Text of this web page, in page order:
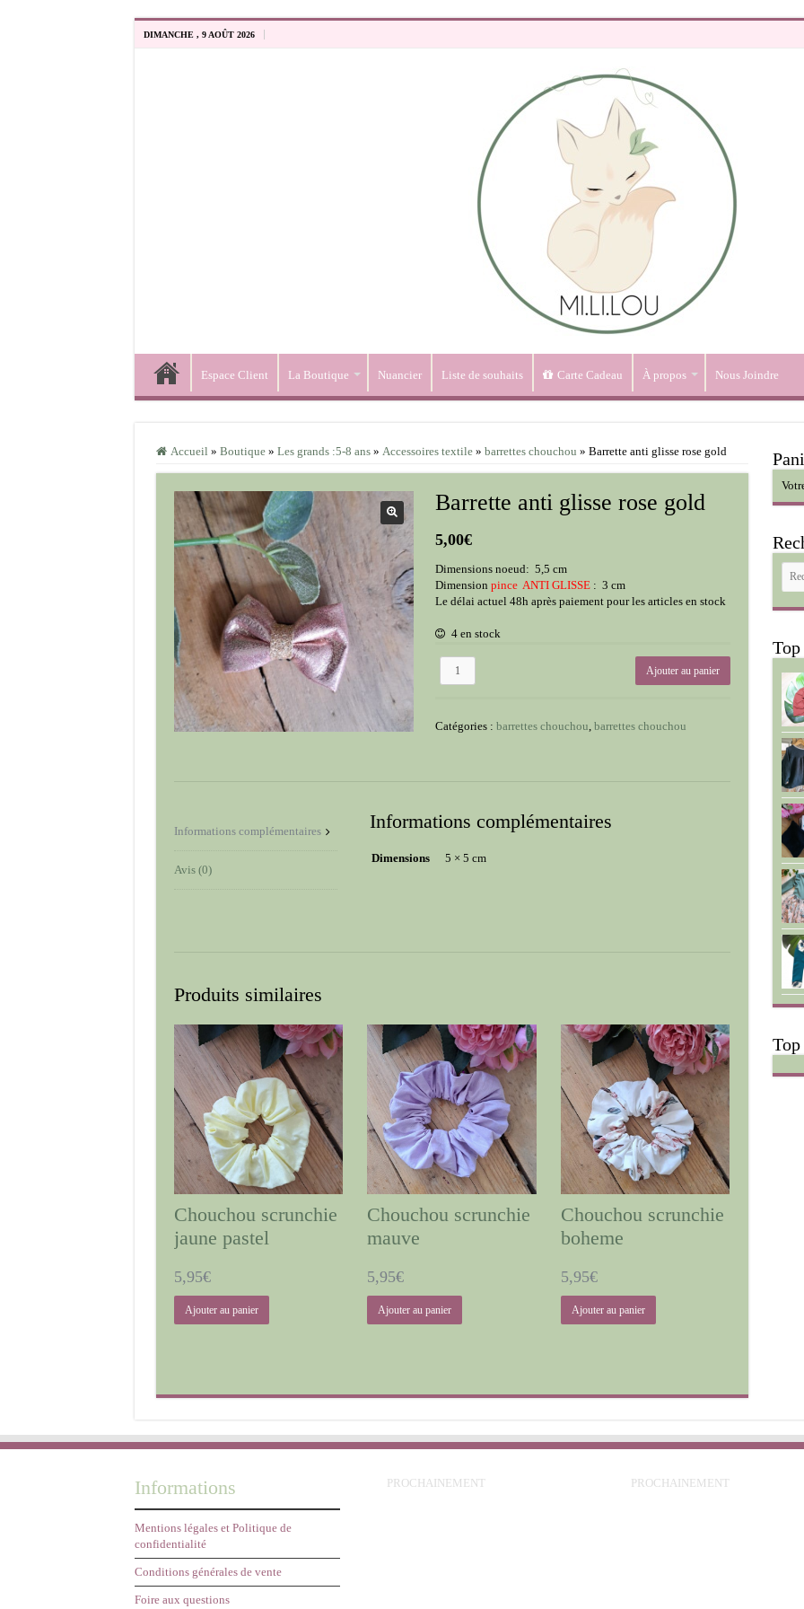
DIMANCHE , 9 AOÛT 2026
Espace Client La Boutique Nuancier Liste de souhaits Carte Cadeau À propos Nous Joindre
Accueil » Boutique » Les grands :5-8 ans » Accessoires textile » barrettes chouchou » Barrette anti glisse rose gold
Barrette anti glisse rose gold
5,00€
Dimensions noeud: 5,5 cm
Dimension pince ANTI GLISSE : 3 cm
Le délai actuel 48h après paiement pour les articles en stock
4 en stock
quantité
glisse
Ajouter au panier
Catégories :barrettes chouchou,barrettes chouchou
Informations complémentaires
Avis (0)
Informations complémentaires
Dimensions 5 × 5 cm
Produits similaires
Chouchou scrunchie
jaune pastel
5,95€
Ajouter au panier
Chouchou scrunchie
mauve
5,95€
Ajouter au panier
Chouchou scrunchie
boheme
5,95€
Ajouter au panier
Informations
Mentions légales et Politique de
confidentialité
Conditions générales de vente
Foire aux questions
PROCHAINEMENT PROCHAINEMENT